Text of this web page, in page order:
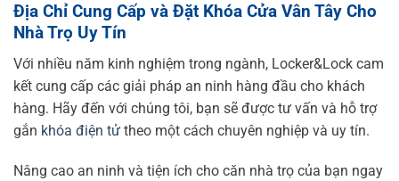
Địa Chỉ Cung Cấp và Đặt Khóa Cửa Vân Tây Cho
Nhà Trọ Uy Tín
Với nhiều năm kinh nghiệm trong ngành, Locker&Lock cam
kết cung cấp các giải pháp an ninh hàng đầu cho khách
hàng. Hãy đến với chúng tôi, bạn sẽ được tư vấn và hỗ trợ
gắn khóa điện tử theo một cách chuyên nghiệp và uy tín.
Nâng cao an ninh và tiện ích cho căn nhà trọ của bạn ngay